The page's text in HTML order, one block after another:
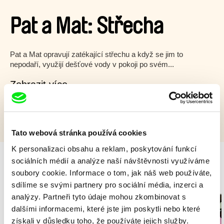
Tato webová stránka používá cookies
K personalizaci obsahu a reklam, poskytování funkcí
sociálních médií a analýze naší návštěvnosti využíváme
soubory cookie. Informace o tom, jak náš web používáte,
sdílíme se svými partnery pro sociální média, inzerci a
analýzy. Partneři tyto údaje mohou zkombinovat s
dalšími informacemi, které jste jim poskytli nebo které
získali v důsledku toho, že používáte jejich služby.
Pat a Mat: Střecha
Pat a Mat opravují zatékající střechu a když se jim to
nepodaří, využijí dešťové vody v pokoji po svém...
Zobrazit více
Milý tati - speciál